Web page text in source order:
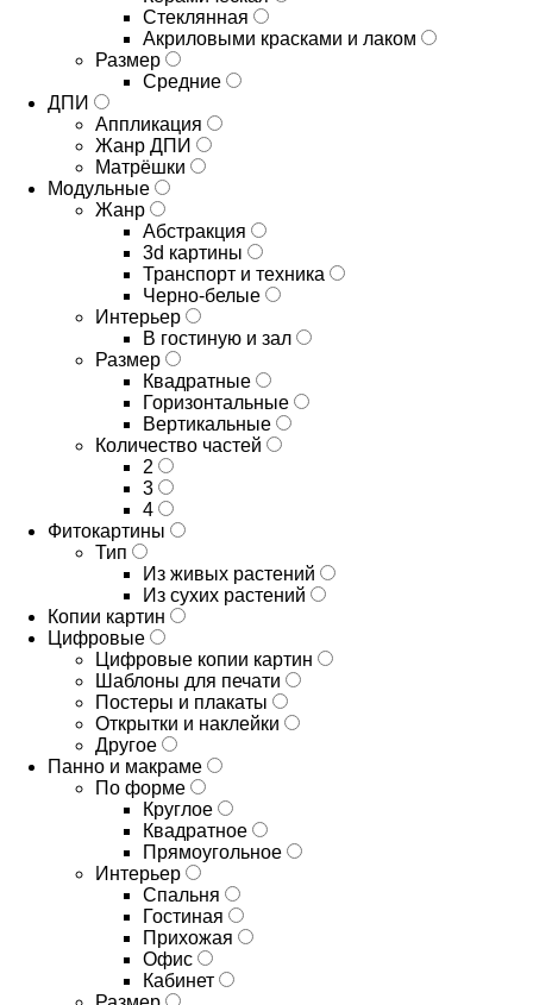
Стеклянная
Акриловыми красками и лаком
Размер
Средние
ДПИ
Аппликация
Жанр ДПИ
Матрёшки
Модульные
Жанр
Абстракция
3d картины
Транспорт и техника
Черно-белые
Интерьер
В гостиную и зал
Размер
Квадратные
Горизонтальные
Вертикальные
Количество частей
2
3
4
Фитокартины
Тип
Из живых растений
Из сухих растений
Копии картин
Цифровые
Цифровые копии картин
Шаблоны для печати
Постеры и плакаты
Открытки и наклейки
Другое
Панно и макраме
По форме
Круглое
Квадратное
Прямоугольное
Интерьер
Спальня
Гостиная
Прихожая
Офис
Кабинет